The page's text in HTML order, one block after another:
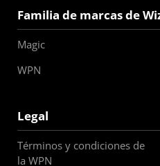
Familia de marcas de
Magic
WPN
Legal
Términos y condiciones de
la WPN